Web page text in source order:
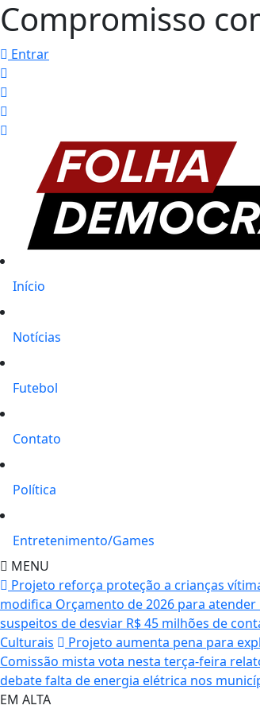
Compromisso
Entrar
Início
Notícias
Futebol
Contato
Política
Entretenimento/Games
MENU
Projeto reforça proteção a crianças
modifica Orçamento de 2026 para
suspeitos de desviar R$ 45 milhões de
Culturais
Projeto aumenta pena para
Comissão mista vota nesta terça-feira
debate falta de energia elétrica nos
EM ALTA